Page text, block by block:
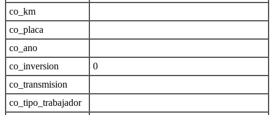
co_km
co_placa
co_ano
co_inversion
0
co_transmision
co_tipo_trabajador